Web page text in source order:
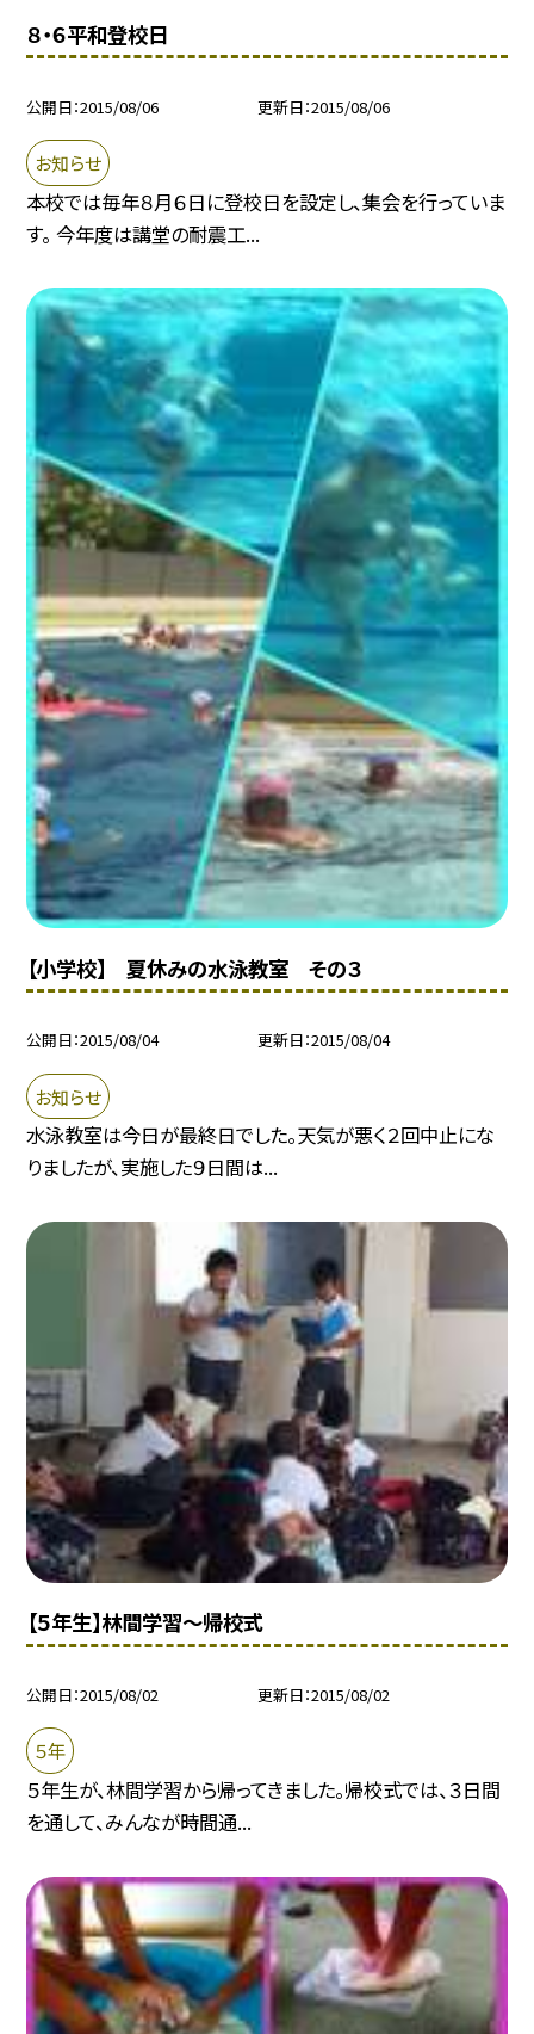
８・６平和登校日
公開日 2015/08/06 更新日 2015/08/06
お知らせ
本校では毎年８月６日に登校日を設定し、集会を行っていま
す。 今年度は講堂の耐震工...
【小学校】 夏休みの水泳教室 その３
公開日 2015/08/04 更新日 2015/08/04
お知らせ
水泳教室は今日が最終日でした。天気が悪く２回中止にな
りましたが、実施した９日間は...
【５年生】林間学習〜帰校式
公開日 2015/08/02 更新日 2015/08/02
５年
５年生が、林間学習から帰ってきました。帰校式では、３日間
を通して、みんなが時間通...